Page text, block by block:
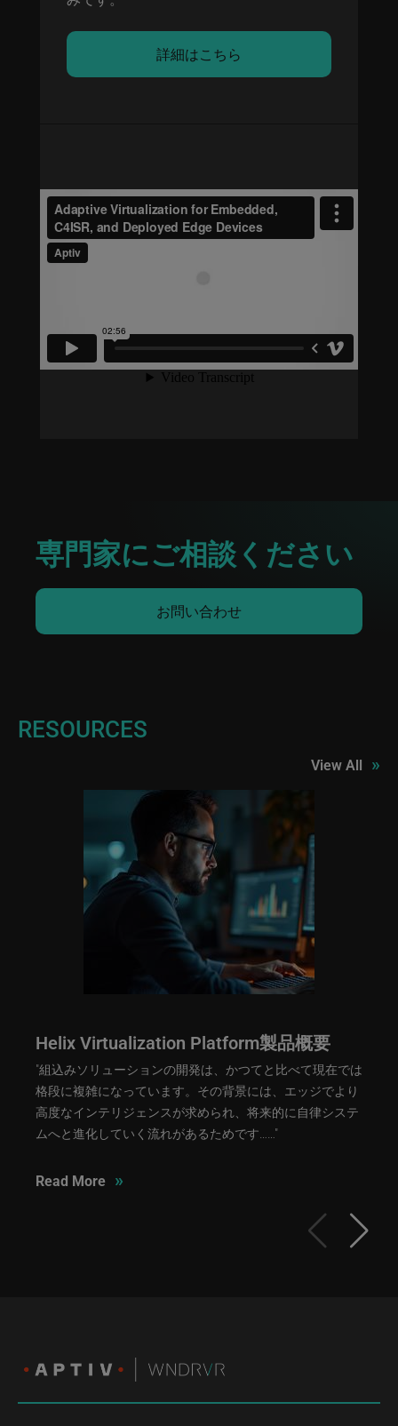
詳細はこちら
専門家にご相談ください
お問い合わせ
RESOURCES
View All »
Helix Virtualization Platform製品概要
"組込みソリューションの開発は、かつてと比べて現在では
格段に複雑になっています。その背景には、エッジでより
高度なインテリジェンスが求められ、将来的に自律システ
ムへと進化していく流れがあるためです……"
Read More »